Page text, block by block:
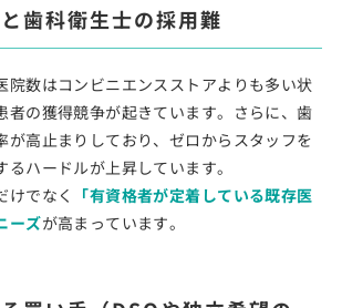
歯科衛生士の採用難
院数はコンビニエンスストアよりも多い状
者の獲得競争が起きています。さらに、歯
が高止まりしており、ゼロからスタッフを
ハードルが上昇しています。
けでなく
「有資格者が定着している既存医
ーズが高まっています。